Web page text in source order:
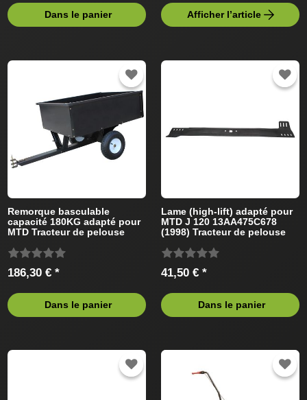
Dans le panier Afficher l’article
Remorque basculable
capacité 180KG adapté pour
MTD Tracteur de pelouse
186,30 € *
Dans le panier
Lame (high-lift) adapté pour
MTD J 120 13AA475C678
(1998) Tracteur de pelouse
41,50 € *
Dans le panier